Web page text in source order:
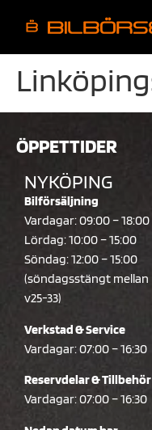
ÖPPETTIDER
NYKÖPING
Bilförsäljning
Vardagar: 09:00 – 18:00
Lördag: 10:00 – 15:00
Söndag: 12:00 – 15:00
(söndagsstängt mellan
v25-33)
Verkstad & Service
Vardagar: 07:00 – 16:30
Reservdelar & Tillbehör
Vardagar: 07:00 – 16:30